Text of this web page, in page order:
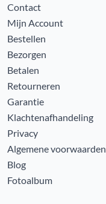
Contact
Mijn Account
Bestellen
Bezorgen
Betalen
Retourneren
Garantie
Klachtenafhandeling
Privacy
Algemene voorwaarden
Blog
Fotoalbum